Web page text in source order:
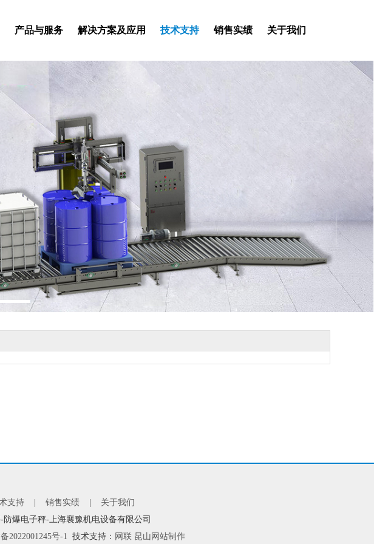
产品与服务 解决方案及应用 技术支持 销售实绩 关于我们
支持| 销售实绩| 关于我们
爆电子秤-上海襄豫机电设备有限公司
2022001245号-1 技术支持： 网联 昆山网站制作